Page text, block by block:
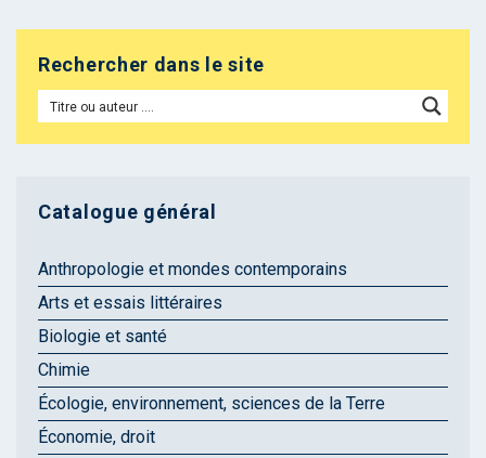
Rechercher dans le site
Catalogue général
Anthropologie et mondes contemporains
Arts et essais littéraires
Biologie et santé
Chimie
Écologie, environnement, sciences de la Terre
Économie, droit